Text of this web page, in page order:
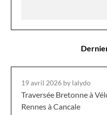
19 avril 2026 by lalydo
Traversée Bretonne à
Rennes à Cancale